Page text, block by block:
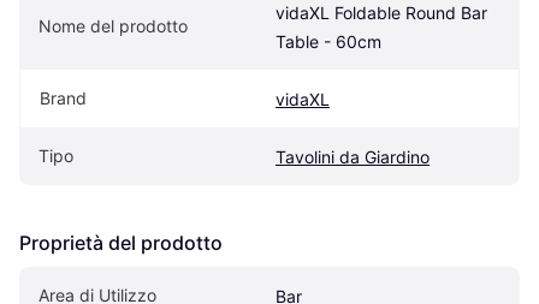
Nome del prodotto
vidaXL Foldable Round Bar
Table - 60cm
Brand vidaXL
Tipo Tavolini da Giardino
Proprietà del prodotto
Area di Utilizzo Bar